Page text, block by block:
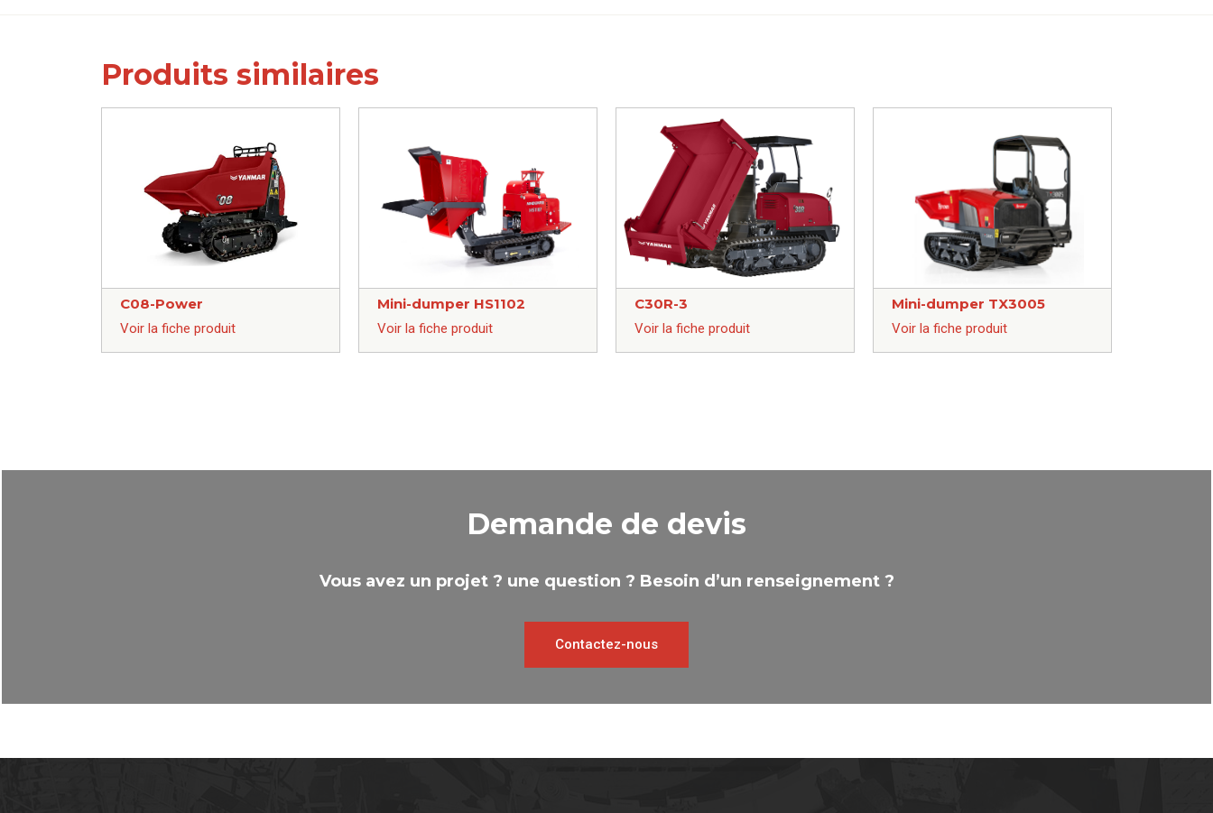
Produits similaires
C08-Power
Voir la fiche produit
Mini-dumper HS1102
Voir la fiche produit
C30R-3
Voir la fiche produit
Mini-dumper TX3005
Voir la fiche produit
Demande de devis
Vous avez un projet ? une question ? Besoin d’un renseignement ?
Contactez-nous